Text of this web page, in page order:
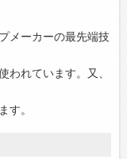
メーカーの最先端技
われています。又、
す。